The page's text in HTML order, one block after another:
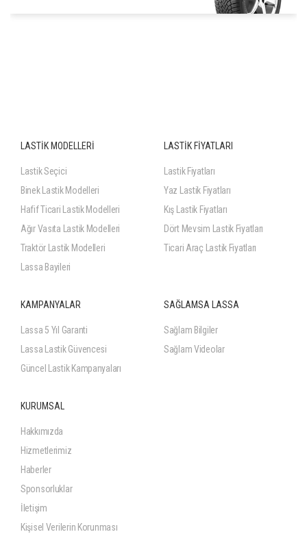
LASTİK MODELLERİ
Lastik Seçici
Binek Lastik Modelleri
Hafif Ticari Lastik Modelleri
Ağır Vasıta Lastik Modelleri
Traktör Lastik Modelleri
Lassa Bayileri
LASTİK FİYATLARI
Lastik Fiyatları
Yaz Lastik Fiyatları
Kış Lastik Fiyatları
Dört Mevsim Lastik Fiyatları
Ticari Araç Lastik Fiyatları
KAMPANYALAR
Lassa 5 Yıl Garanti
Lassa Lastik Güvencesi
Güncel Lastik Kampanyaları
SAĞLAMSA LASSA
Sağlam Bilgiler
Sağlam Videolar
KURUMSAL
Hakkımızda
Hizmetlerimiz
Haberler
Sponsorluklar
İletişim
Kişisel Verilerin Korunması